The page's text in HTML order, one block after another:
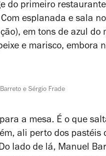
do primeiro
esplanada e sala
em tons de azul do
e marisco, embora
e Sérgio Frade
a mesa. É o que
ali perto dos pastéis
lado de lá, Manuel